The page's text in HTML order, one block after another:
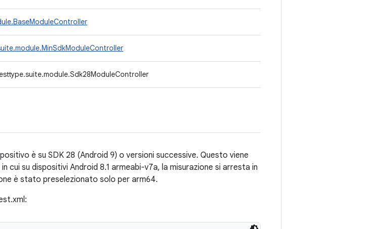
è su SDK 28 (Android 9) o versioni successive. Questo viene
cui su dispositivi Android 8.1 armeabi-v7a, la misurazione si arresta in
è stato preselezionato solo per arm64.